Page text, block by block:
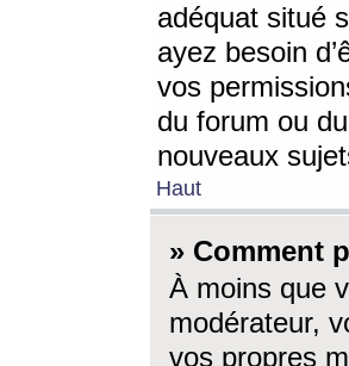
adéquat situé
ayez besoin
vos
du forum ou
nouveaux
Haut
» Comment
À moins que
modérateur,
vos propres